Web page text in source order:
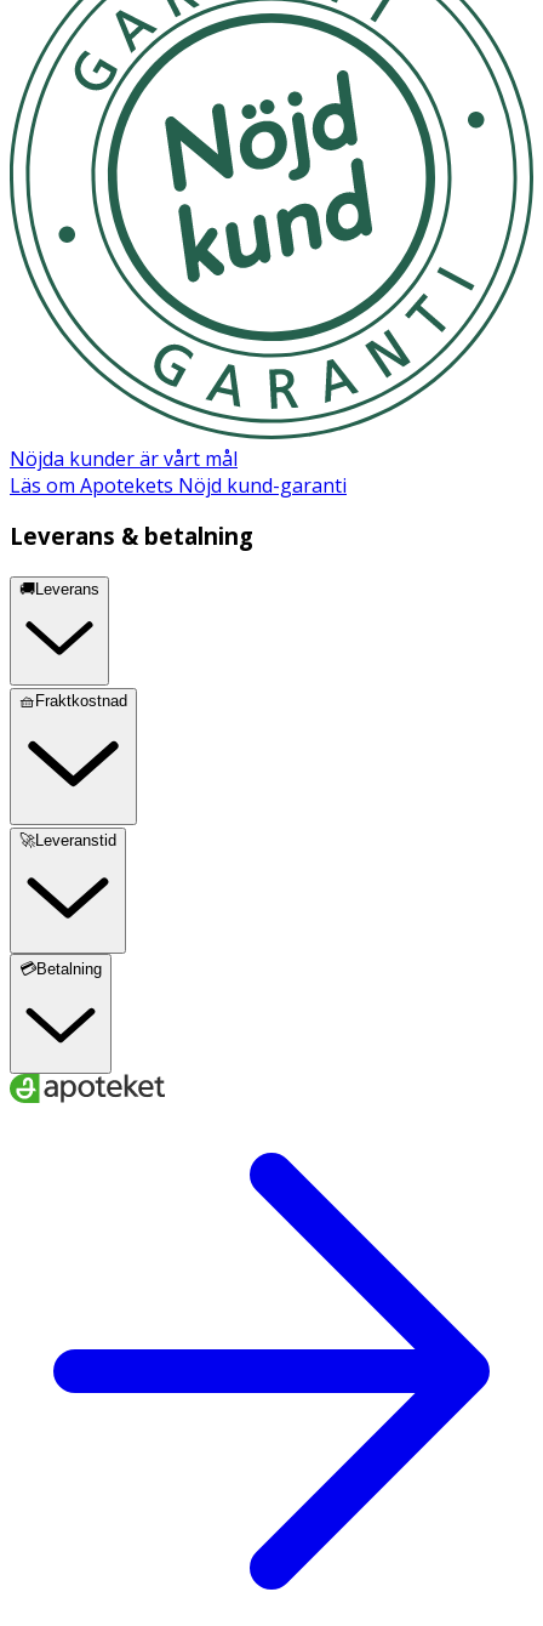
Nöjda kunder är vårt mål
Läs om Apotekets Nöjd kund-garanti
Leverans & betalning
🚚Leverans
🧺Fraktkostnad
🚀Leveranstid
💳Betalning